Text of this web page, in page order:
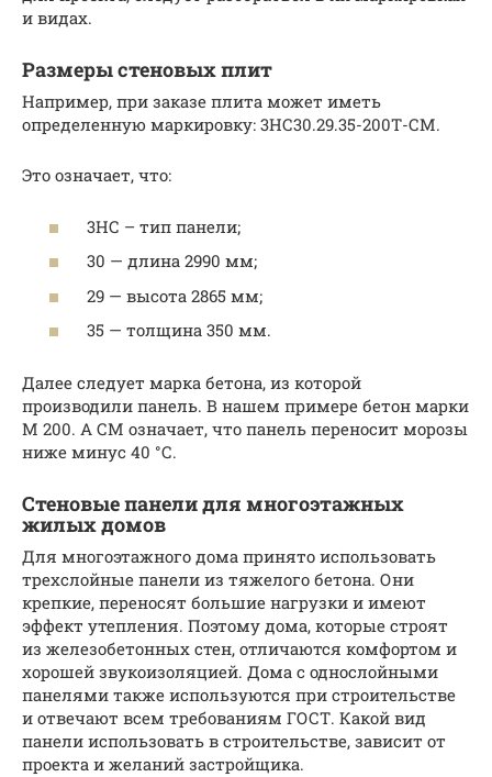
и видах.
Размеры стеновых плит
Например, при заказе плита может иметь
определенную маркировку: 3НС30.29.35-200Т-СМ.
Это означает, что:
3НС – тип панели;
30 — длина 2990 мм;
29 — высота 2865 мм;
35 — толщина 350 мм.
Далее следует марка бетона, из которой
производили панель. В нашем примере бетон марки
М 200. А СМ означает, что панель переносит морозы
ниже минус 40 °С.
Стеновые панели для многоэтажных
жилых домов
Для многоэтажного дома принято использовать
трехслойные панели из тяжелого бетона. Они
крепкие, переносят большие нагрузки и имеют
эффект утепления. Поэтому дома, которые строят
из железобетонных стен, отличаются комфортом и
хорошей звукоизоляцией. Дома с однослойными
панелями также используются при строительстве
и отвечают всем требованиям ГОСТ. Какой вид
панели использовать в строительстве, зависит от
проекта и желаний застройщика.